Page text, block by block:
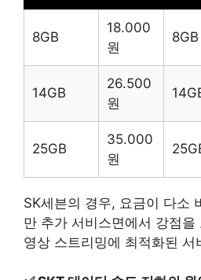
8GB
18.000
원
8GB
14GB
26.500
원
25GB
35.000
원
SK세븐의 경우, 요금이 다소
만 추가 서비스면에서 강점
영상 스트리밍에 최적화된 서